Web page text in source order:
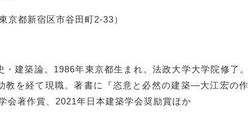
京都新宿区市谷田町2-33）
建築論。1986年東京都生まれ。法政大学大学院修了
教を経て現職。著書に『恣意と必然の建築―大江宏の
会著作賞、2021年日本建築学会奨励賞ほか